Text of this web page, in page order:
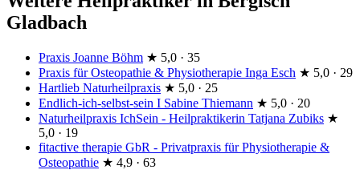
Gladbach
Praxis Joanne Böhm ★ 5,0 · 35
Praxis für Osteopathie & Physiotherapie Inga Esch ★ 5,0 · 29
Hartlieb Naturheilpraxis ★ 5,0 · 25
Endlich-ich-selbst-sein I Sabine Thiemann ★ 5,0 · 20
Naturheilpraxis IchSein - Heilpraktikerin Tatjana Zubiks ★
5,0 · 19
fitactive therapie GbR - Privatpraxis für Physiotherapie &
Osteopathie ★ 4,9 · 63